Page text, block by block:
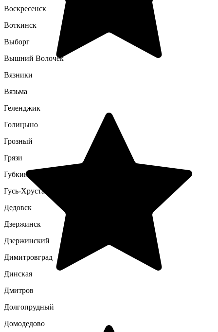
Воскресенск
Воткинск
Выборг
Вышний Волочек
Вязники
Вязьма
Геленджик
Голицыно
Грозный
Грязи
Губкин
Гусь-Хрустальный
Дедовск
Дзержинск
Дзержинский
Димитровград
Динская
Дмитров
Долгопрудный
Домодедово